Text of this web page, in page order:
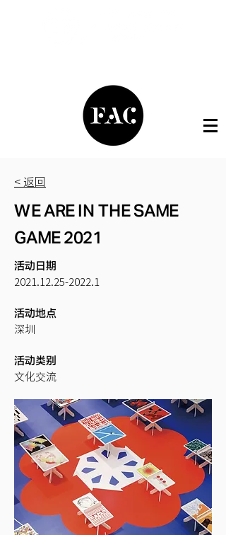
< 返回
WE ARE IN THE SAME
GAME 2021
活动日期
2021.12.25-2022.1
活动地点
深圳
活动类别
​文化交流